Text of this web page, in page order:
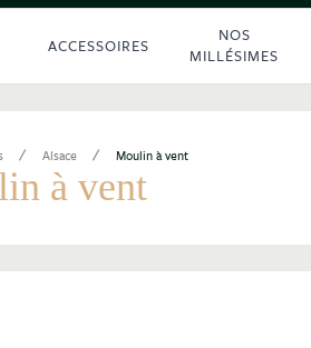
ACCESSOIRES
NOS
MILLÉSIMES
/ Alsace / Moulin à vent
à vent